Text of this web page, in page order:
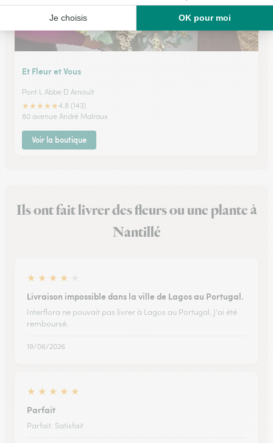
Et Fleur et Vous
Pont L Abbe D Arnoult
★★★★★4.8 (143)
80 avenue André Malraux
Voir la boutique
Ils ont fait livrer des fleurs ou une plante à
Nantillé
★ ★ ★ ★
Livraison impossible dans la ville de Lagos au Portugal.
Interflora ne pouvait pas livrer à Lagos au Portugal. J'ai été
remboursé.
19/06/2026
★ ★ ★ ★ ★
Parfait
Parfait. Satisfait